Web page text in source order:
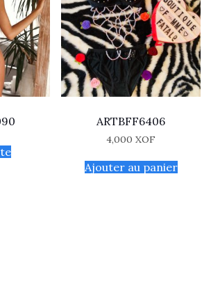
ARTBFF6406
4,000XOF
Ajouter au panier